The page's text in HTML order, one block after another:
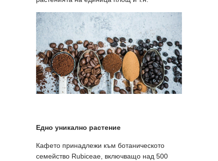
Едно уникално растение
Кафето принадлежи към ботаническото
семейство Rubiceae, включващо над 500